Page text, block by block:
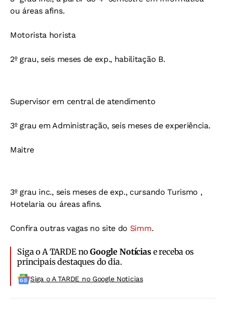
ou áreas afins.
Motorista horista
2º grau, seis meses de exp., habilitação B.
Supervisor em central de atendimento
3º grau em Administração, seis meses de experiência.
Maitre
3º grau inc., seis meses de exp., cursando Turismo ,
Hotelaria ou áreas afins.
Confira outras vagas no site do Simm.
Siga o A TARDE noGoogle Notíciase receba os
principais destaques do dia.
Siga o A TARDE no Google Noticias